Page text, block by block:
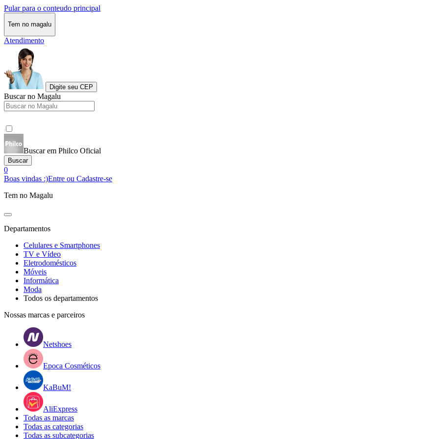
Pular para o conteudo principal
Tem no magalu
Atendimento
Digite seu CEP
Buscar no Magalu
Buscar em Philco Oficial
Buscar
0
Boas vindas :)Entre ou Cadastre-se
Tem no Magalu
Departamentos
Celulares e Smartphones
TV e Vídeo
Eletrodomésticos
Móveis
Informática
Moda
Todos os departamentos
Nossas marcas e parceiros
Netshoes
Epoca Cosméticos
KaBuM!
AliExpress
Todas as marcas
Todas as categorias
Todas as subcategorias